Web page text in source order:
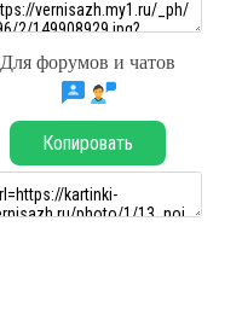
Для форумов и чатов
Копировать